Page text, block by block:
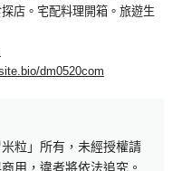
店。宅配料理開箱。旅遊生
dm0520com
粒」所有，未經授權請
用，違者將依法追究。